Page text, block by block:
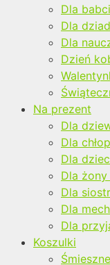
Dla babci
Dla
Dla
Dzień
Na prezent
Dla
Dla
Dla
Dla żony
Dla
Dla
Dla
Koszulki